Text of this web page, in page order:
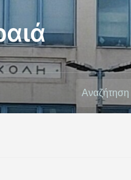
Αναζήτηση
για: